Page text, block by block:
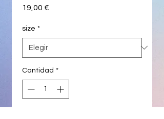
19,00 €
size *
Cantidad *